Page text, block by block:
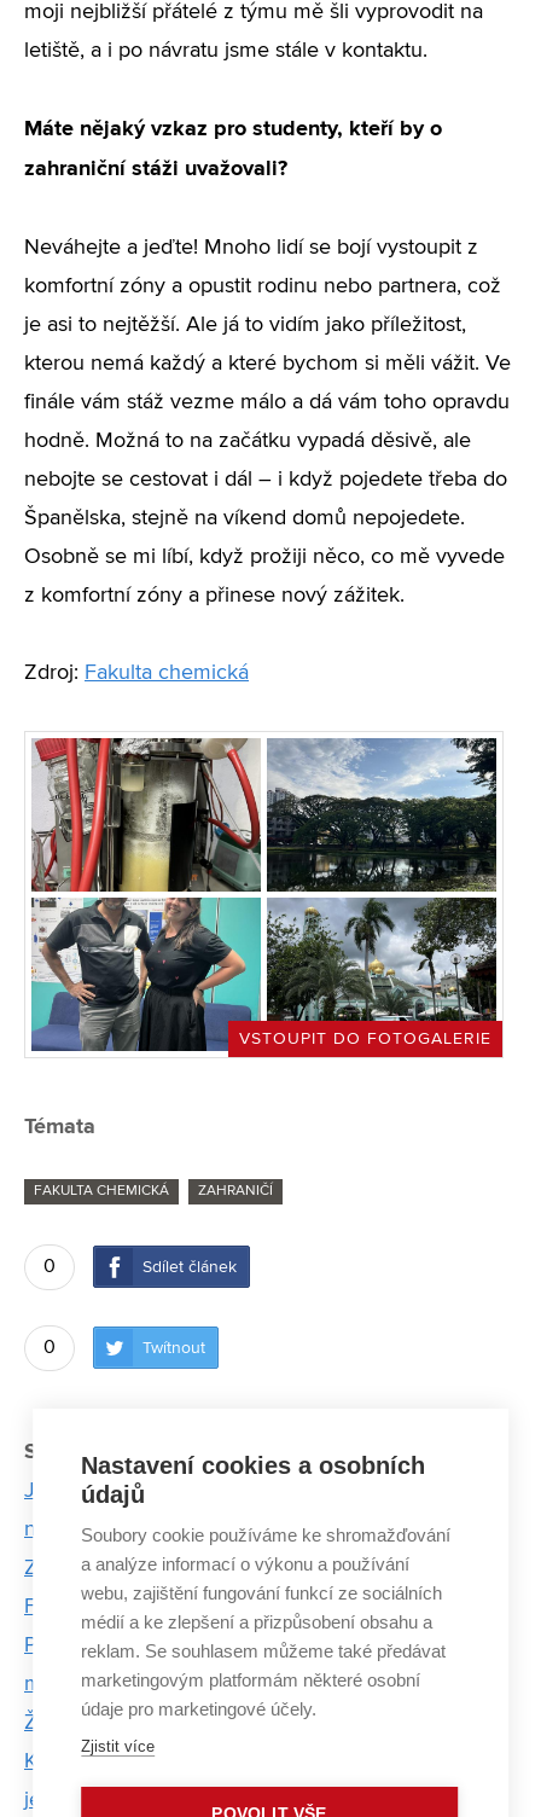
moji nejbližší přátelé z týmu mě šli vyprovodit na
letiště, a i po návratu jsme stále v kontaktu.
Máte nějaký vzkaz pro studenty, kteří by o
zahraniční stáži uvažovali?
Neváhejte a jeďte! Mnoho lidí se bojí vystoupit z
komfortní zóny a opustit rodinu nebo partnera, což
je asi to nejtěžší. Ale já to vidím jako příležitost,
kterou nemá každý a které bychom si měli vážit. Ve
finále vám stáž vezme málo a dá vám toho opravdu
hodně. Možná to na začátku vypadá děsivě, ale
nebojte se cestovat i dál – i když pojedete třeba do
Španělska, stejně na víkend domů nepojedete.
Osobně se mi líbí, když prožiji něco, co mě vyvede
z komfortní zóny a přinese nový zážitek.
Zdroj: Fakulta chemická
VSTOUPIT DO FOTOGALERIE
Témata
FAKULTA CHEMICKÁ ZAHRANIČÍ
0 Sdílet článek
0 Twítnout
Související články:
Japonsko je šílená země. Chtěl bych víc rozumět
nátuře místních lidí, říká absolvent FCH VUT
Zkapalnit a pak znovu využít při výrobě. Vědci z
Fakulty chemické přihlásili další patent
Plány Univerzity třetího věku VUT? Dostat se do
menších měst a připojit nejmladší generaci
Ženy z VUT, které hýbou světem vědy a techniky
Kudy z doby plastové? Řešení není jednoduché ani
jednoznačné, říká Stanislav Obruča z FCH VUT
Nastavení cookies a osobních
údajů
Soubory cookie používáme ke shromažďování
a analýze informací o výkonu a používání
webu, zajištění fungování funkcí ze sociálních
médií a ke zlepšení a přizpůsobení obsahu a
reklam. Se souhlasem můžeme také předávat
marketingovým platformám některé osobní
údaje pro marketingové účely.
Zjistit více